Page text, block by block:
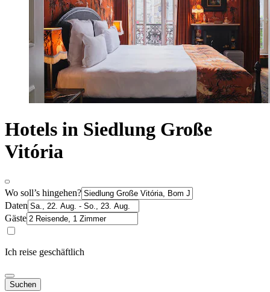
Hotels in Siedlung Große
Vitória
Wo soll’s hingehen?
Daten
Gäste
Ich reise geschäftlich
Suchen